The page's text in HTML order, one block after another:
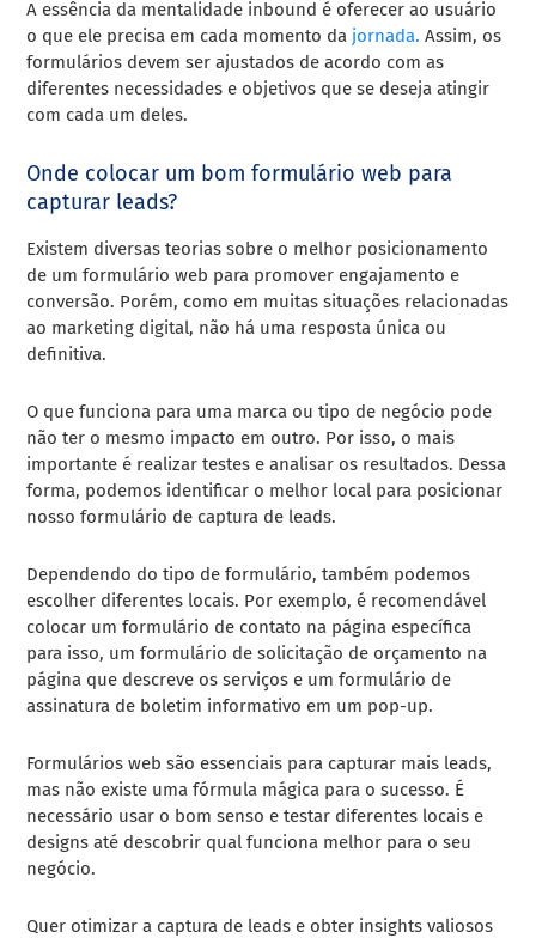
A essência da mentalidade inbound é oferecer ao usuário
o que ele precisa em cada momento da jornada. Assim, os
formulários devem ser ajustados de acordo com as
diferentes necessidades e objetivos que se deseja atingir
com cada um deles.
Onde colocar um bom formulário web para
capturar leads?
Existem diversas teorias sobre o melhor posicionamento
de um formulário web para promover engajamento e
conversão. Porém, como em muitas situações relacionadas
ao marketing digital, não há uma resposta única ou
definitiva.
O que funciona para uma marca ou tipo de negócio pode
não ter o mesmo impacto em outro. Por isso, o mais
importante é realizar testes e analisar os resultados. Dessa
forma, podemos identificar o melhor local para posicionar
nosso formulário de captura de leads.
Dependendo do tipo de formulário, também podemos
escolher diferentes locais. Por exemplo, é recomendável
colocar um formulário de contato na página específica
para isso, um formulário de solicitação de orçamento na
página que descreve os serviços e um formulário de
assinatura de boletim informativo em um pop-up.
Formulários web são essenciais para capturar mais leads,
mas não existe uma fórmula mágica para o sucesso. É
necessário usar o bom senso e testar diferentes locais e
designs até descobrir qual funciona melhor para o seu
negócio.
Quer otimizar a captura de leads e obter insights valiosos